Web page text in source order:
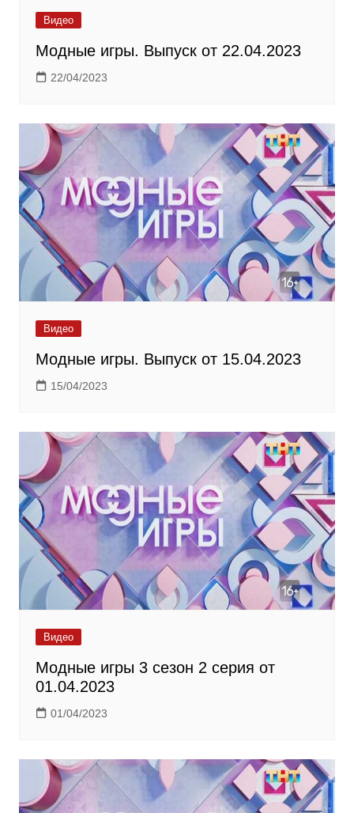
Видео
Модные игры. Выпуск от 22.04.2023
22/04/2023
Видео
Модные игры. Выпуск от 15.04.2023
15/04/2023
Видео
Модные игры 3 сезон 2 серия от
01.04.2023
01/04/2023